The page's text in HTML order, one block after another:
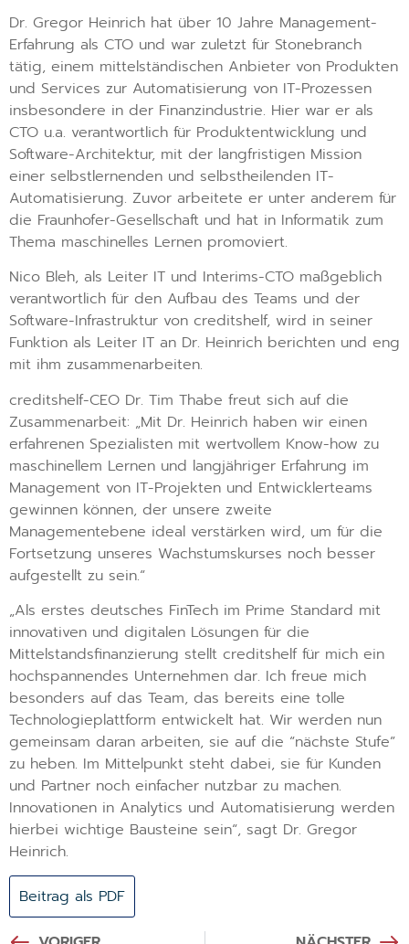
Dr. Gregor Heinrich hat über 10 Jahre Management-
Erfahrung als CTO und war zuletzt für Stonebranch
tätig, einem mittelständischen Anbieter von Produkten
und Services zur Automatisierung von IT-Prozessen
insbesondere in der Finanzindustrie. Hier war er als
CTO u.a. verantwortlich für Produktentwicklung und
Software-Architektur, mit der langfristigen Mission
einer selbstlernenden und selbstheilenden IT-
Automatisierung. Zuvor arbeitete er unter anderem für
die Fraunhofer-Gesellschaft und hat in Informatik zum
Thema maschinelles Lernen promoviert.
Nico Bleh, als Leiter IT und Interims-CTO maßgeblich
verantwortlich für den Aufbau des Teams und der
Software-Infrastruktur von creditshelf, wird in seiner
Funktion als Leiter IT an Dr. Heinrich berichten und eng
mit ihm zusammenarbeiten.
creditshelf-CEO Dr. Tim Thabe freut sich auf die
Zusammenarbeit: „Mit Dr. Heinrich haben wir einen
erfahrenen Spezialisten mit wertvollem Know-how zu
maschinellem Lernen und langjähriger Erfahrung im
Management von IT-Projekten und Entwicklerteams
gewinnen können, der unsere zweite
Managementebene ideal verstärken wird, um für die
Fortsetzung unseres Wachstumskurses noch besser
aufgestellt zu sein.“
„Als erstes deutsches FinTech im Prime Standard mit
innovativen und digitalen Lösungen für die
Mittelstandsfinanzierung stellt creditshelf für mich ein
hochspannendes Unternehmen dar. Ich freue mich
besonders auf das Team, das bereits eine tolle
Technologieplattform entwickelt hat. Wir werden nun
gemeinsam daran arbeiten, sie auf die “nächste Stufe”
zu heben. Im Mittelpunkt steht dabei, sie für Kunden
und Partner noch einfacher nutzbar zu machen.
Innovationen in Analytics und Automatisierung werden
hierbei wichtige Bausteine sein“, sagt Dr. Gregor
Heinrich.
Beitrag als PDF